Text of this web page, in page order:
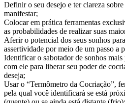
Definir o seu desejo e ter clareza
manifestar;
Colocar em prática ferramentas
as probabilidades de realizar suas
Aferir o potencial dos seus sonhos
assertividade por meio de um passo a
Identificar o sabotador de sonhos
com ele para liberar seu poder de
deseja;
Usar o “Termômetro da Cocriação”,
pela qual você identificará se está